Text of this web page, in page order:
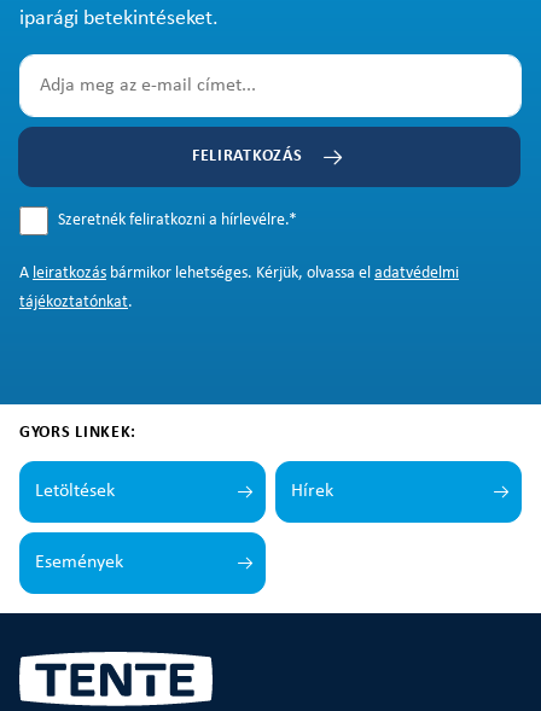
iparági betekintéseket.
FELIRATKOZÁS
Szeretnék feliratkozni a hírlevélre.*
A leiratkozás bármikor lehetséges. Kérjük, olvassa el adatvédelmi
tájékoztatónkat.
GYORS LINKEK:
Letöltések Hírek
Események